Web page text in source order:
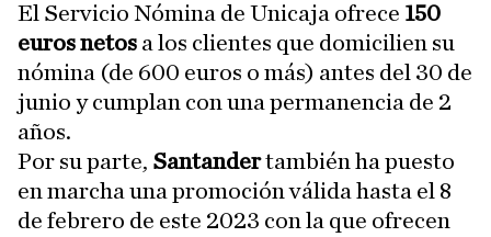
El Servicio Nómina de Unicaja ofrece 150
euros netos a los clientes que domicilien su
nómina (de 600 euros o más) antes del 30 de
junio y cumplan con una permanencia de 2
años.
Por su parte, Santandertambién ha puesto
en marcha una promoción válida hasta el 8
de febrero de este 2023 con la que ofrecen